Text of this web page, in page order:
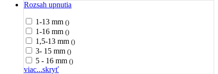
Rozsah upnutia
1-13 mm ()
1-16 mm ()
1,5-13 mm ()
3- 15 mm ()
5 - 16 mm ()
viac...skryť